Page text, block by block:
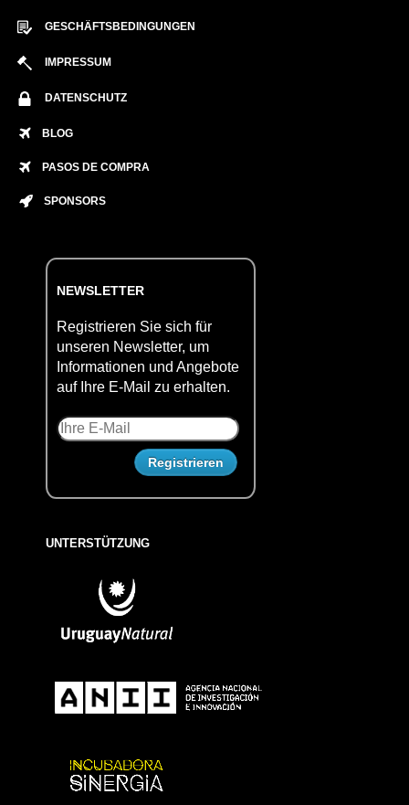
GESCHÄFTSBEDINGUNGEN
IMPRESSUM
DATENSCHUTZ
BLOG
PASOS DE COMPRA
SPONSORS
NEWSLETTER
Registrieren Sie sich für
unseren Newsletter, um
Informationen und Angebote
auf Ihre E-Mail zu erhalten.
UNTERSTÜTZUNG